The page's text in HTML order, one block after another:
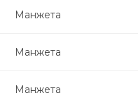
Манжета
Манжета
Манжета